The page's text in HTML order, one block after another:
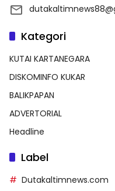
Kategori
KUTAI KARTANEGARA
DISKOMINFO KUKAR
BALIKPAPAN
ADVERTORIAL
Headline
Label
Dutakaltimnews.com